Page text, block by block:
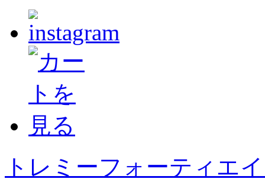
トレミーフォーティエ